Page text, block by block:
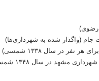
رضوی)
جام (واگذار شده به شهرداری‌ها)
مشهد در سال ۱۳۴۸ شمسی.